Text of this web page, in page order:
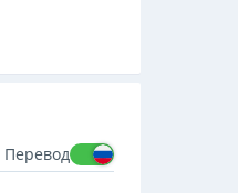
Перевод